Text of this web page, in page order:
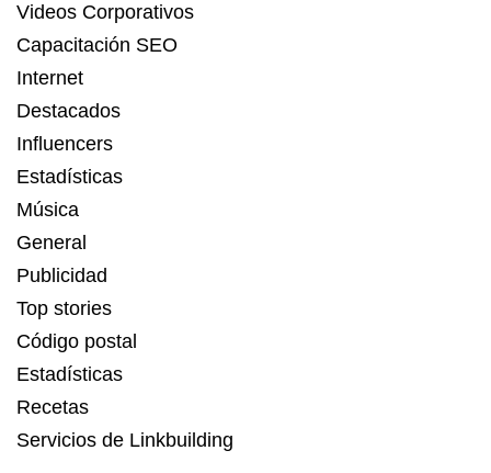
Videos Corporativos
Capacitación SEO
Internet
Destacados
Influencers
Estadísticas
Música
General
Publicidad
Top stories
Código postal
Estadísticas
Recetas
Servicios de Linkbuilding